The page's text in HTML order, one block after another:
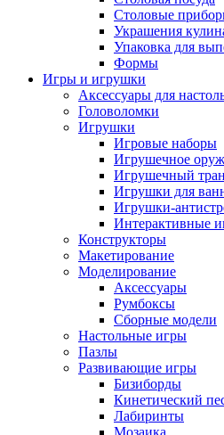
Столовые
Украшения
Упаковка для
Формы
Игры и игрушки
Аксессуары для
Головоломки
Игрушки
Игровые наборы
Игрушечное
Игрушечный
Игрушки для
Игрушки-
Интерактивные
Конструкторы
Макетирование
Моделирование
Аксессуары
Румбоксы
Сборные модели
Настольные игры
Пазлы
Развивающие игры
Бизиборды
Кинетический
Лабиринты
Мозаика